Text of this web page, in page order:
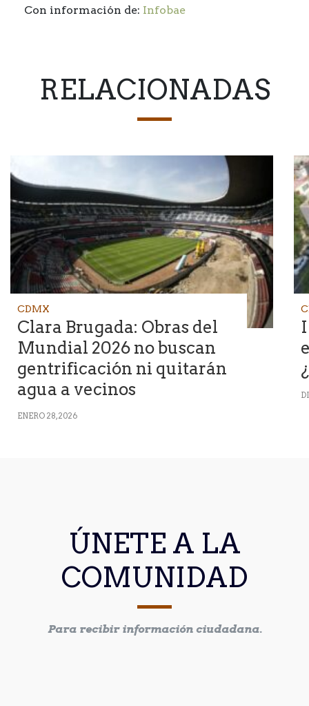
Con información de: Infobae
RELACIONADAS
CDMX
Clara Brugada: Obras del
Mundial 2026 no buscan
gentrificación ni quitarán
agua a vecinos
ENERO 28, 2026
ÚNETE A LA
COMUNIDAD
Para recibir información ciudadana.